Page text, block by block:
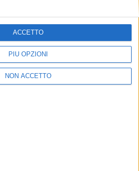
PIÙ OPZIONI
NON ACCETTO
ACCETTO